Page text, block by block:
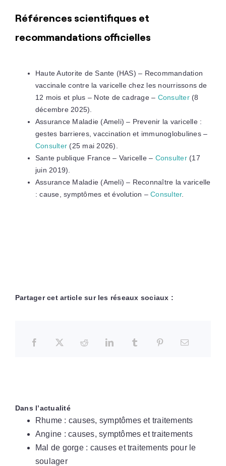
Références scientifiques et
recommandations officielles
Haute Autorite de Sante (HAS) – Recommandation
vaccinale contre la varicelle chez les nourrissons de
12 mois et plus – Note de cadrage – Consulter(8
décembre 2025).
Assurance Maladie (Ameli) – Prevenir la varicelle :
gestes barrieres, vaccination et immunoglobulines –
Consulter (25 mai 2026).
Sante publique France – Varicelle – Consulter(17
juin 2019).
Assurance Maladie (Ameli) – Reconnaître la varicelle
: cause, symptômes et évolution –Consulter.
Partager cet article sur les réseaux sociaux :
Dans l’actualité
Rhume : causes, symptômes et traitements
Angine : causes, symptômes et traitements
Mal de gorge : causes et traitements pour le
soulager